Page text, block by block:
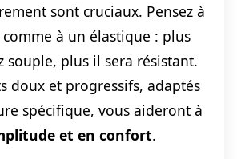
sont cruciaux. Pensez à
à un élastique : plus
souple, plus il sera résistant.
doux et progressifs, adaptés
spécifique, vous aideront à
et en confort.